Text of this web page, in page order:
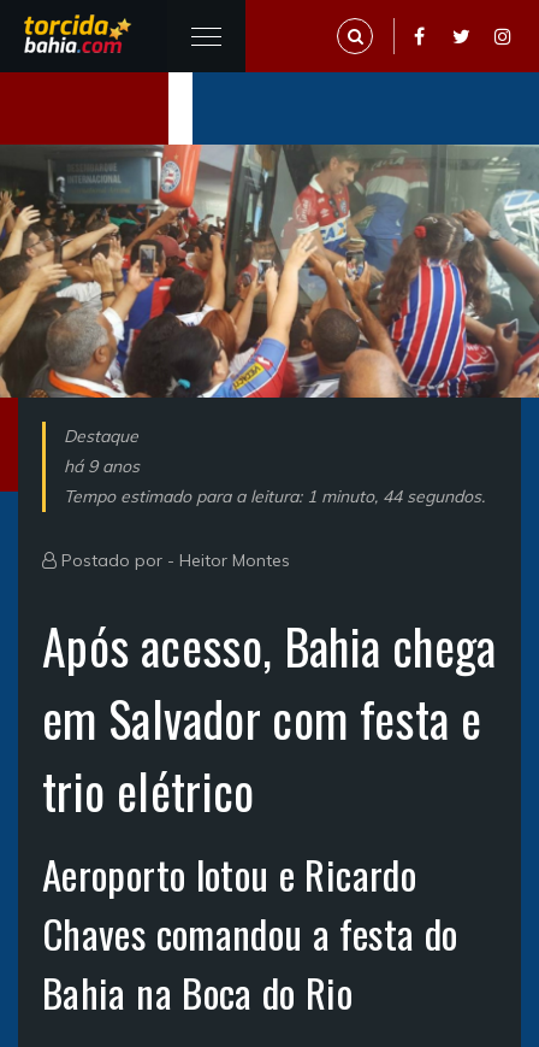
Destaque
há 9 anos
Tempo estimado para a leitura: 1 minuto, 44 segundos.
Postado por - Heitor Montes
Após acesso, Bahia chega
em Salvador com festa e
trio elétrico
Aeroporto lotou e Ricardo
Chaves comandou a festa do
Bahia na Boca do Rio